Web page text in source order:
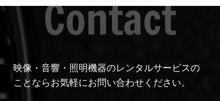
映像・音響・照明機器のレンタルサービスの
ことならお気軽にお問い合わせください。